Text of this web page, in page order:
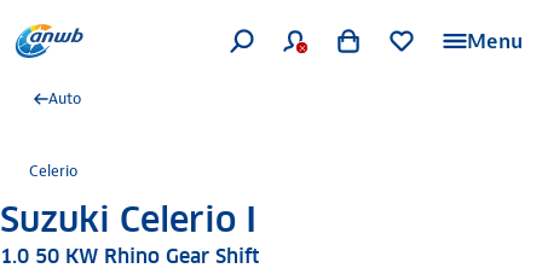
Menu
Auto
Celerio
Suzuki Celerio I
1.0 50 KW Rhino Gear Shift